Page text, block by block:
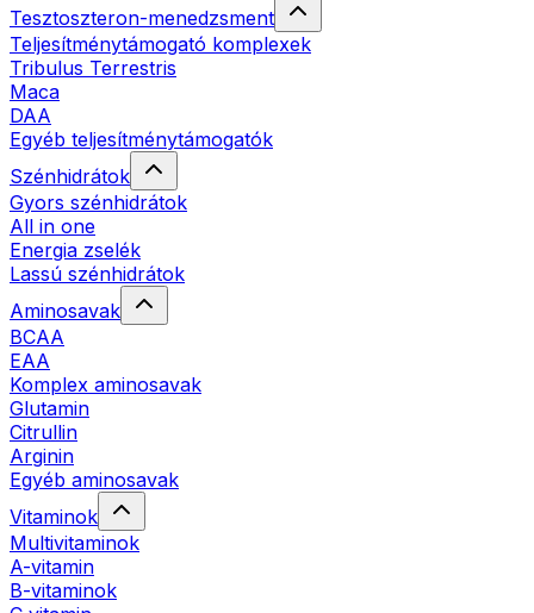
Tesztoszteron-menedzsment
Teljesítménytámogató komplexek
Tribulus Terrestris
Maca
DAA
Egyéb teljesítménytámogatók
Szénhidrátok
Gyors szénhidrátok
All in one
Energia zselék
Lassú szénhidrátok
Aminosavak
BCAA
EAA
Komplex aminosavak
Glutamin
Citrullin
Arginin
Egyéb aminosavak
Vitaminok
Multivitaminok
A-vitamin
B-vitaminok